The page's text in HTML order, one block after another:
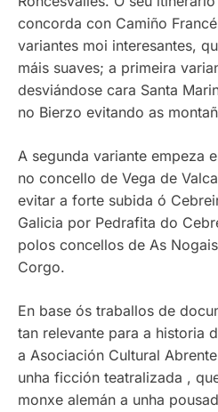
concorda con Camiño
variantes moi interesantes,
máis suaves; a primeira
desviándose cara Santa
no Bierzo evitando as
A segunda variante empeza
no concello de Vega de
evitar a forte subida ó
Galicia por Pedrafita do
polos concellos de As
Corgo.
En base ós traballos de
tan relevante para a historia
a Asociación Cultural
unha ficción teatralizada ,
monxe alemán a unha